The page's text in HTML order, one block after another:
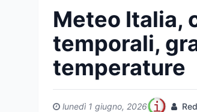
Meteo Italia,
temporali,
temperature
lunedì 1 giugno, 2026